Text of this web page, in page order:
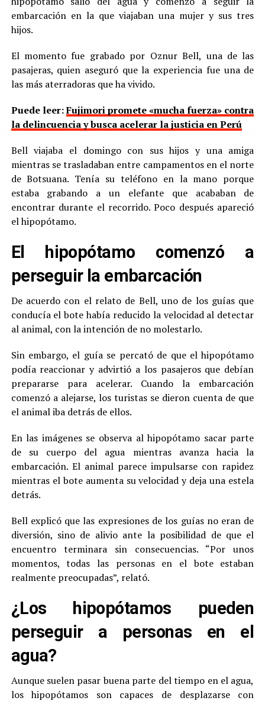
embarcación en la que viajaban una mujer y sus tres
hijos.
El momento fue grabado por Oznur Bell, una de las
pasajeras, quien aseguró que la experiencia fue una de
las más aterradoras que ha vivido.
Puede leer:Fujimori promete «mucha fuerza» contra
la delincuencia y busca acelerar la justicia en Perú
Bell viajaba el domingo con sus hijos y una amiga
mientras se trasladaban entre campamentos en el norte
de Botsuana. Tenía su teléfono en la mano porque
estaba grabando a un elefante que acababan de
encontrar durante el recorrido. Poco después apareció
el hipopótamo.
El hipopótamo comenzó a
perseguir la embarcación
De acuerdo con el relato de Bell, uno de los guías que
conducía el bote había reducido la velocidad al detectar
al animal, con la intención de no molestarlo.
Sin embargo, el guía se percató de que el hipopótamo
podía reaccionar y advirtió a los pasajeros que debían
prepararse para acelerar. Cuando la embarcación
comenzó a alejarse, los turistas se dieron cuenta de que
el animal iba detrás de ellos.
En las imágenes se observa al hipopótamo sacar parte
de su cuerpo del agua mientras avanza hacia la
embarcación. El animal parece impulsarse con rapidez
mientras el bote aumenta su velocidad y deja una estela
detrás.
Bell explicó que las expresiones de los guías no eran de
diversión, sino de alivio ante la posibilidad de que el
encuentro terminara sin consecuencias. “Por unos
momentos, todas las personas en el bote estaban
realmente preocupadas”, relató.
¿Los hipopótamos pueden
perseguir a personas en el
agua?
Aunque suelen pasar buena parte del tiempo en el agua,
los hipopótamos son capaces de desplazarse con